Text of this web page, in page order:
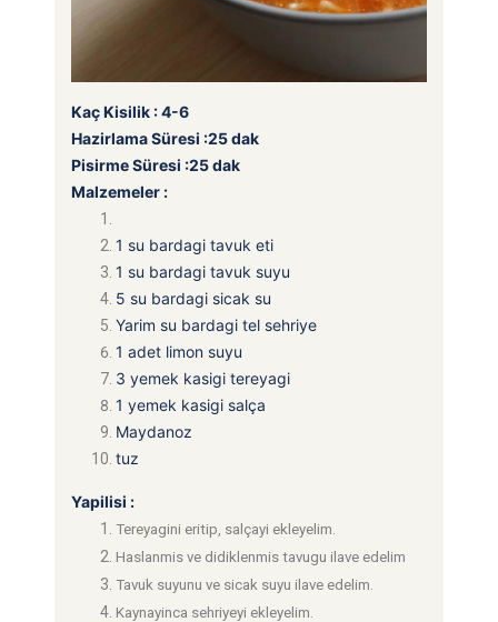
Kaç Kisilik : 4-6
Hazirlama Süresi :25 dak
Pisirme Süresi :25 dak
Malzemeler :
1 su bardagi tavuk eti
1 su bardagi tavuk suyu
5 su bardagi sicak su
Yarim su bardagi tel sehriye
1 adet limon suyu
3 yemek kasigi tereyagi
1 yemek kasigi salça
Maydanoz
tuz
Yapilisi :
Tereyagini eritip, salçayi ekleyelim.
Haslanmis ve didiklenmis tavugu ilave edelim
Tavuk suyunu ve sicak suyu ilave edelim.
Kaynayinca sehriyeyi ekleyelim.